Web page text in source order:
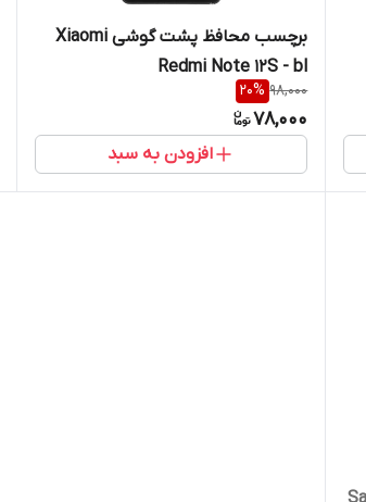
برچسب محافظ پشت گوشی Xiaomi
Redmi Note 12S - bl
98,000
20%
78,000
افزودن به سبد